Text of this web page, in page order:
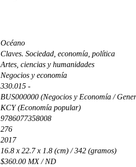
Océano
Claves. Sociedad, economía, política
Artes, ciencias y humanidades
Negocios y economía
330.015 -
BUS000000 (Negocios y Economía /
KCY (Economía popular)
9786077358008
276
2017
16.8 x 22.7 x 1.8 (cm) / 342 (gramos)
$360.00 MX / ND